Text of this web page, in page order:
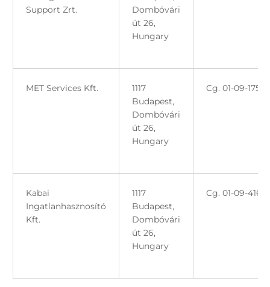
Support Zrt.
Dombóvári
út 26,
Hungary
MET Services Kft.
1117
Budapest,
Dombóvári
út 26,
Hungary
Cg. 01-09-
Kabai
Ingatlanhasznosító
Kft.
1117
Budapest,
Dombóvári
út 26,
Hungary
Cg. 01-09-